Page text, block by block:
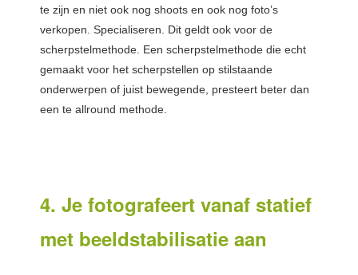
te zijn en niet ook nog shoots en ook nog foto’s
verkopen. Specialiseren. Dit geldt ook voor de
scherpstelmethode. Een scherpstelmethode die echt
gemaakt voor het scherpstellen op stilstaande
onderwerpen of juist bewegende, presteert beter dan
een te allround methode.
4. Je fotografeert vanaf statief
met beeldstabilisatie aan